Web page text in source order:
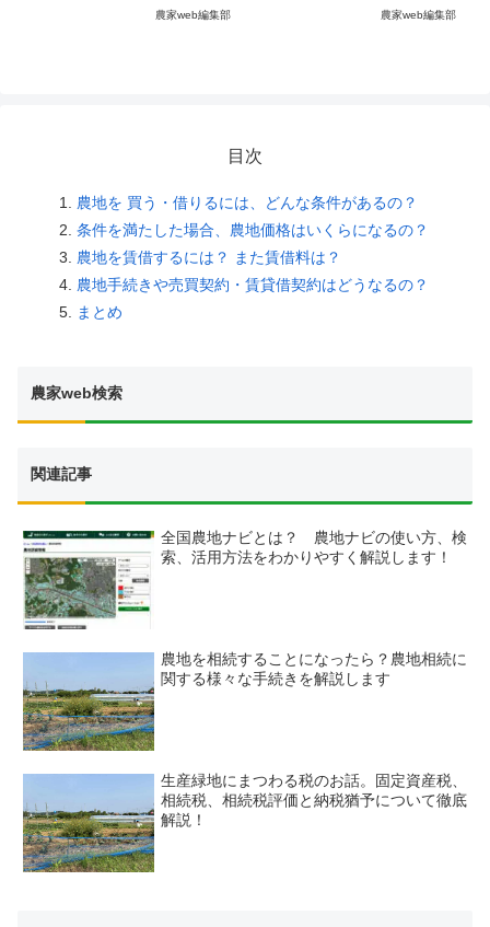
農家web編集部 農家web編集部
目次
農地を 買う・借りるには、どんな条件があるの？
条件を満たした場合、農地価格はいくらになるの？
農地を賃借するには？ また賃借料は？
農地手続きや売買契約・賃貸借契約はどうなるの？
まとめ
農家web検索
関連記事
全国農地ナビとは？ 農地ナビの使い方、検
索、活用方法をわかりやすく解説します！
農地を相続することになったら？農地相続に
関する様々な手続きを解説します
生産緑地にまつわる税のお話。固定資産税、
相続税、相続税評価と納税猶予について徹底
解説！